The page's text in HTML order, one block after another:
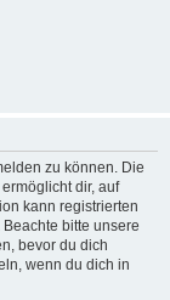
zu können. Die
dir, auf
kann registrierten
bitte unsere
bevor du dich
wenn du dich in